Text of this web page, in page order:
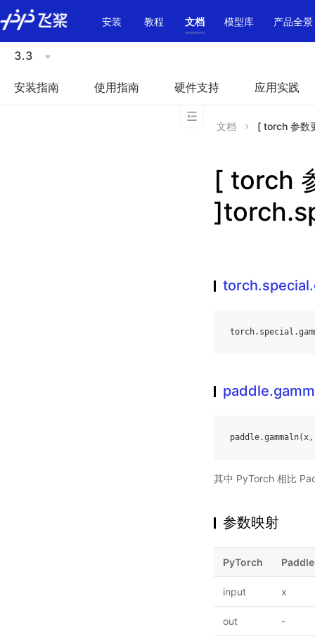
\u200E
安装
教程 文档 模型库 产品全景
3.3
安装指南 使用指南 硬件支持 应用实践
文档 [ torch 参数
[ torch
torch. special .
paddle.gammaln(x,
其中 PyTorch 相比
参数映射
PyTorch
input x
out -